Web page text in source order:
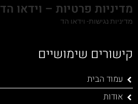
מדיניות פרטיות – וידאו הד
מדיניות נגישות- וידאו הד
קישורים שימושיים
עמוד הבית
אודות